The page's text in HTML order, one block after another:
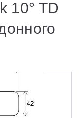
10° TD